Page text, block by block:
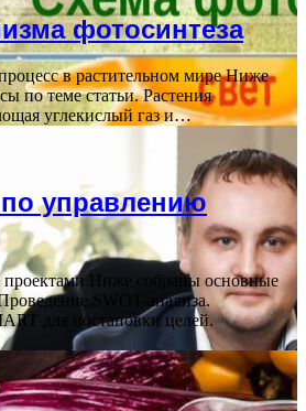
фотосинтеза
в растительном мире Ниже
по теме статьи. Растения
углекислый газ и…
управлению
проектами Ниже собраны основные
SWOT-анализа.
для постановки целей.